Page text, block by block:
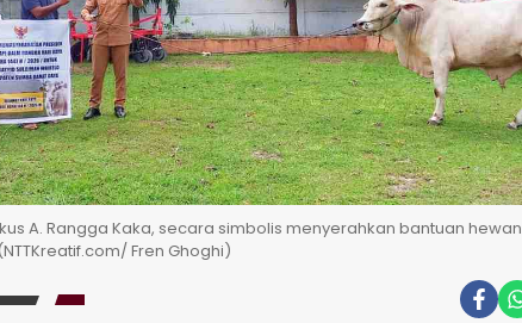
A. Rangga Kaka, secara simbolis menyerahkan bantuan hewan
Fren Ghoghi)